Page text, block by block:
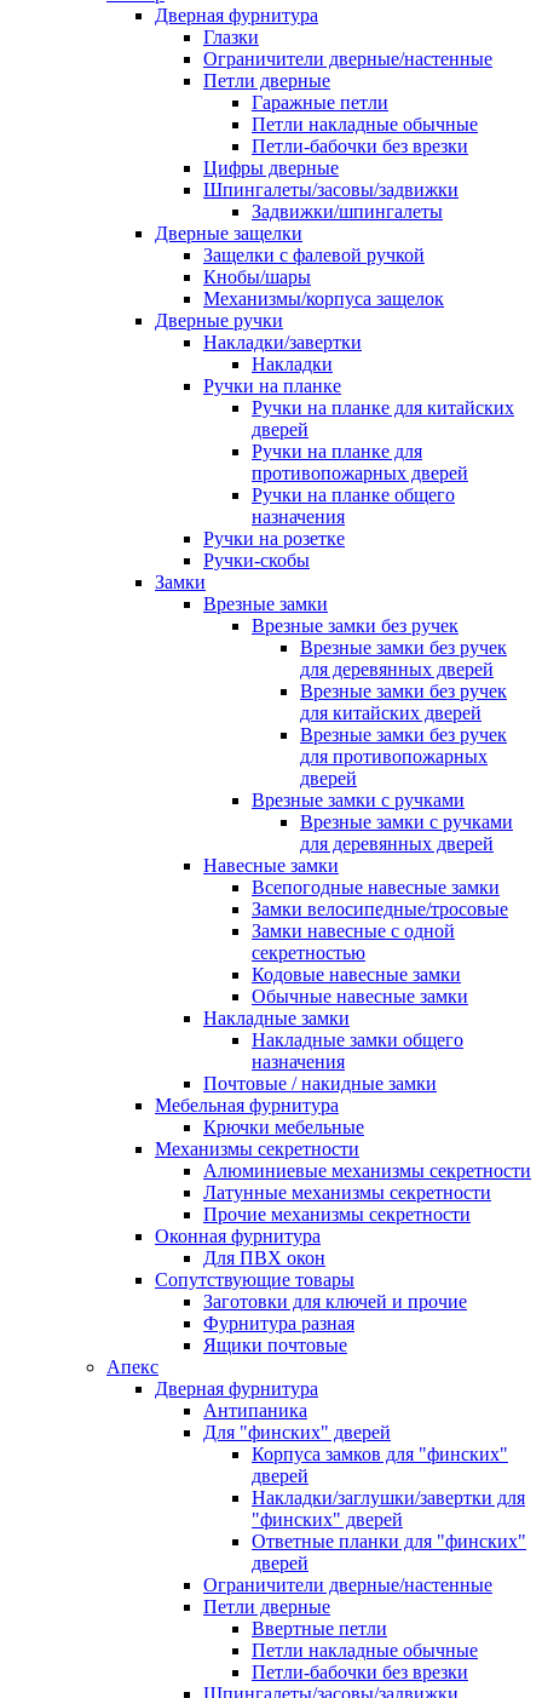
Дверная фурнитура
Глазки
Ограничители дверные/настенные
Петли дверные
Гаражные петли
Петли накладные обычные
Петли-бабочки без врезки
Цифры дверные
Шпингалеты/засовы/задвижки
Задвижки/шпингалеты
Дверные защелки
Защелки с фалевой ручкой
Кнобы/шары
Механизмы/корпуса защелок
Дверные ручки
Накладки/завертки
Накладки
Ручки на планке
Ручки на планке для китайских
дверей
Ручки на планке для
противопожарных дверей
Ручки на планке общего
назначения
Ручки на розетке
Ручки-скобы
Замки
Врезные замки
Врезные замки без ручек
Врезные замки без ручек
для деревянных дверей
Врезные замки без ручек
для китайских дверей
Врезные замки без ручек
для противопожарных
дверей
Врезные замки с ручками
Врезные замки с ручками
для деревянных дверей
Навесные замки
Всепогодные навесные замки
Замки велосипедные/тросовые
Замки навесные с одной
секретностью
Кодовые навесные замки
Обычные навесные замки
Накладные замки
Накладные замки общего
назначения
Почтовые / накидные замки
Мебельная фурнитура
Крючки мебельные
Механизмы секретности
Алюминиевые механизмы секретности
Латунные механизмы секретности
Прочие механизмы секретности
Оконная фурнитура
Для ПВХ окон
Сопутствующие товары
Заготовки для ключей и прочие
Фурнитура разная
Ящики почтовые
Апекс
Дверная фурнитура
Антипаника
Для "финских" дверей
Корпуса замков для "финских"
дверей
Накладки/заглушки/завертки для
"финских" дверей
Ответные планки для "финских"
дверей
Ограничители дверные/настенные
Петли дверные
Ввертные петли
Петли накладные обычные
Петли-бабочки без врезки